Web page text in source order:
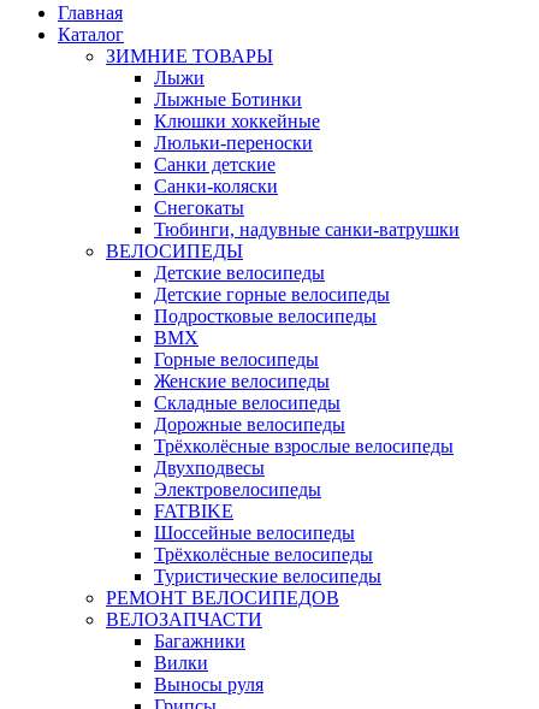
Главная
Каталог
ЗИМНИЕ ТОВАРЫ
Лыжи
Лыжные Ботинки
Клюшки хоккейные
Люльки-переноски
Санки детские
Санки-коляски
Снегокаты
Тюбинги, надувные санки-ватрушки
ВЕЛОСИПЕДЫ
Детские велосипеды
Детские горные велосипеды
Подростковые велосипеды
BMX
Горные велосипеды
Женские велосипеды
Складные велосипеды
Дорожные велосипеды
Трёхколёсные взрослые велосипеды
Двухподвесы
Электровелосипеды
FATBIKE
Шоссейные велосипеды
Трёхколёсные велосипеды
Туристические велосипеды
РЕМОНТ ВЕЛОСИПЕДОВ
ВЕЛОЗАПЧАСТИ
Багажники
Вилки
Выносы руля